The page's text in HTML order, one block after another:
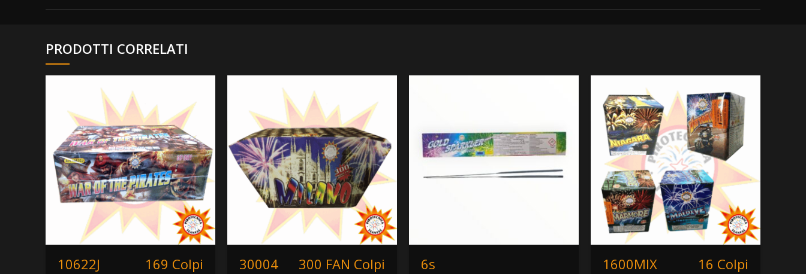
Si prega di lasciare vuoto questo campo.
Autorizzo il trattamento dei dati personali secondo le condizioni descritte nella nostra
PRODOTTI CORRELATI
10622J 169 Colpi 30004 300 FAN Colpi 6s 1600MIX 16 Colpi